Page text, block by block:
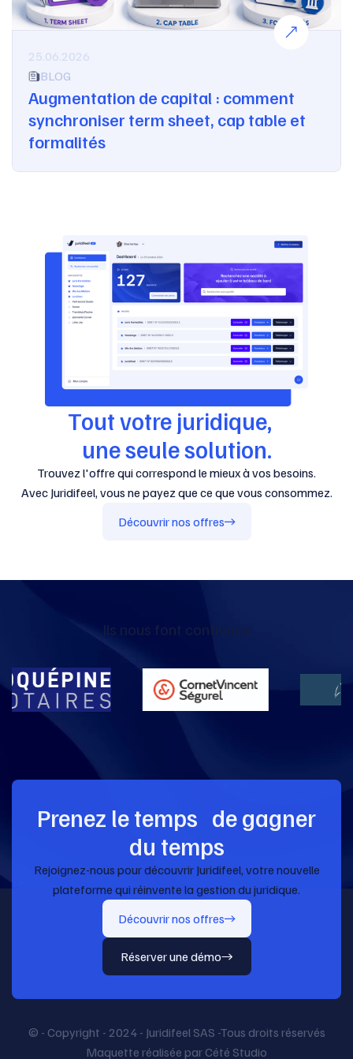
25.06.2026
BLOG
Augmentation de capital : comment
synchroniser term sheet, cap table et
formalités
Tout votre juridique,
une seule solution.
Trouvez l'offre qui correspond le mieux à vos besoins.
Avec Juridifeel, vous ne payez que ce que vous consommez.
Découvrir nos offres
Ils nous font confiance
Prenez le temps de gagner
du temps
Rejoignez-nous pour découvrir Juridifeel, votre nouvelle
plateforme qui réinvente la gestion du juridique.
Découvrir nos offres
Réserver une démo
© - Copyright - 2024 - Juridifeel SAS -Tous droits réservés
Maquette réalisée par Cété Studio